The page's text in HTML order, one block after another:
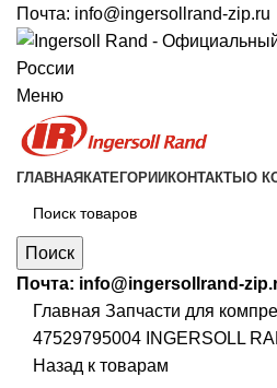
Почта: info@ingersollrand-zip.ru
Меню
ГЛАВНАЯ КАТЕГОРИИ КОНТАКТЫ О
Поиск
Почта: info@ingersollrand-
Главная Запчасти для
47529795004 INGERSOLL
Назад к товарам